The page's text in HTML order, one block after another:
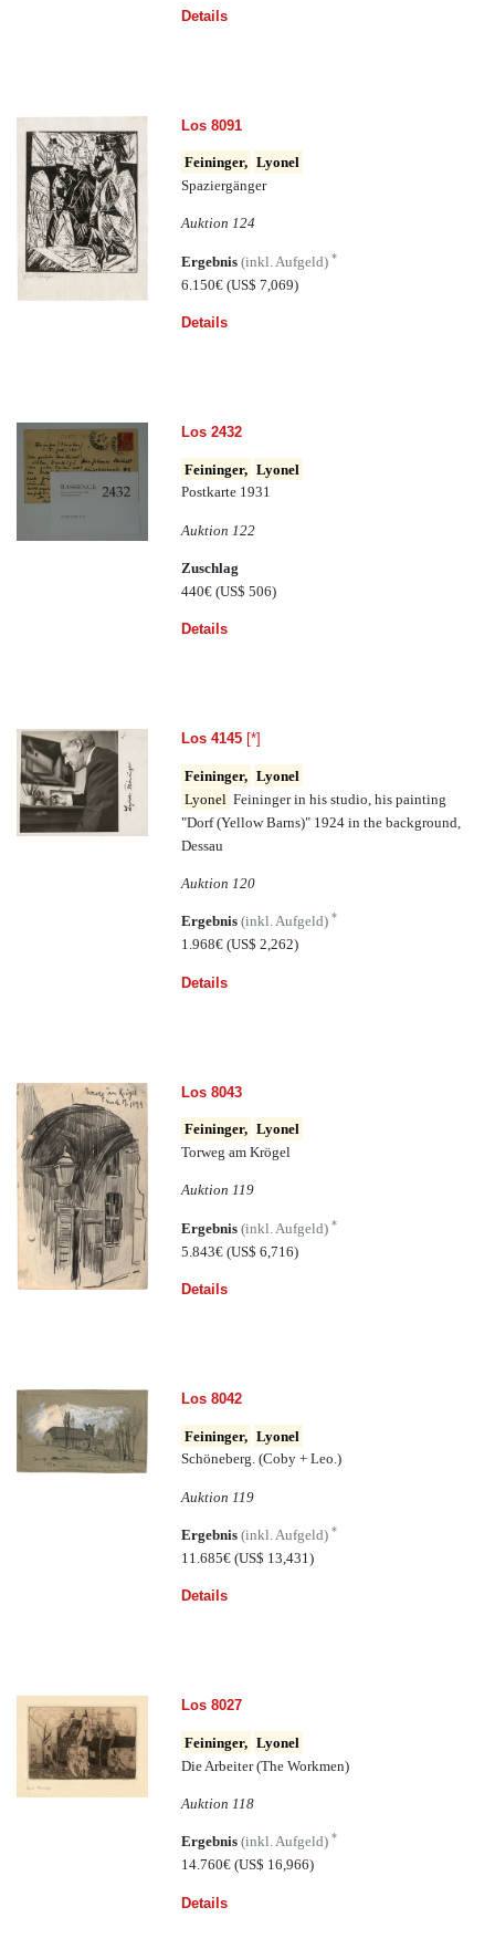
Details
Los 8091
Feininger, Lyonel
Spaziergänger
Auktion 124
Ergebnis(inkl. Aufgeld)*
6.150€(US$ 7,069)
Details
Los 2432
Feininger, Lyonel
Postkarte 1931
Auktion 122
Zuschlag
440€(US$ 506)
Details
Los 4145 [*]
Feininger, Lyonel
Lyonel Feininger in his studio, his painting
"Dorf (Yellow Barns)" 1924 in the background,
Dessau
Auktion 120
Ergebnis(inkl. Aufgeld)*
1.968€(US$ 2,262)
Details
Los 8043
Feininger, Lyonel
Torweg am Krögel
Auktion 119
Ergebnis(inkl. Aufgeld)*
5.843€(US$ 6,716)
Details
Los 8042
Feininger, Lyonel
Schöneberg. (Coby + Leo.)
Auktion 119
Ergebnis(inkl. Aufgeld)*
11.685€(US$ 13,431)
Details
Los 8027
Feininger, Lyonel
Die Arbeiter (The Workmen)
Auktion 118
Ergebnis(inkl. Aufgeld)*
14.760€(US$ 16,966)
Details